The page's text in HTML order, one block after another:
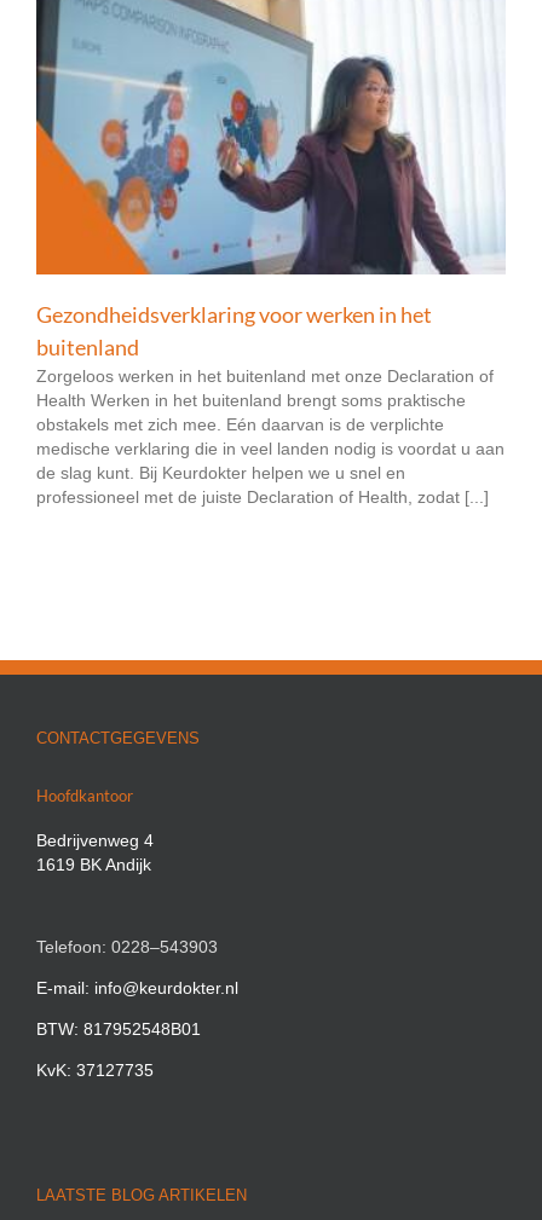
Gezondheidsverklaring voor werken in het
buitenland
Zorgeloos werken in het buitenland met onze Declaration of
Health Werken in het buitenland brengt soms praktische
obstakels met zich mee. Eén daarvan is de verplichte
medische verklaring die in veel landen nodig is voordat u aan
de slag kunt. Bij Keurdokter helpen we u snel en
professioneel met de juiste Declaration of Health, zodat [...]
CONTACTGEGEVENS
Hoofdkantoor
Bedrijvenweg 4
1619 BK Andijk
Telefoon: 0228–543903
E-mail: info@keurdokter.nl
BTW: 817952548B01
KvK: 37127735
LAATSTE BLOG ARTIKELEN